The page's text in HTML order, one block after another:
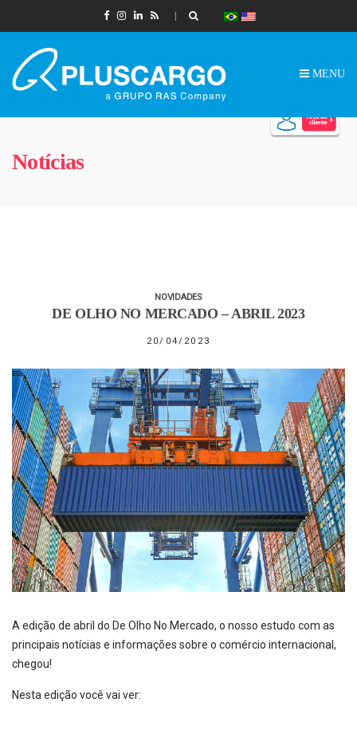
MENU
Notícias
NOVIDADES
DE OLHO NO MERCADO – ABRIL 2023
20/04/2023
A edição de abril do De Olho No Mercado, o nosso estudo com as
principais notícias e informações sobre o comércio internacional,
chegou!
Nesta edição você vai ver: